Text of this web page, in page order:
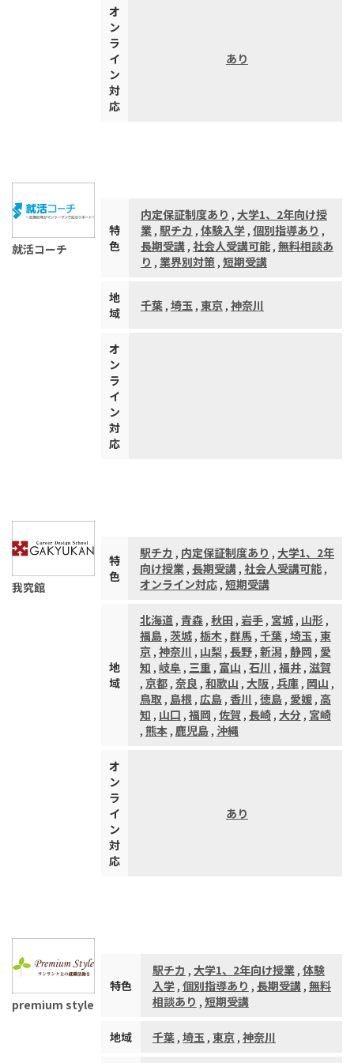
オ
ン
ラ
イ
ン
対
応
あり
就活コーチ
特
色
内定保証制度あり , 大学1、2年向け授
業, 駅チカ , 体験入学, 個別指導あり ,
長期受講, 社会人受講可能, 無料相談あ
り , 業界別対策, 短期受講
地
域
千葉, 埼玉, 東京, 神奈川
オ
ン
ラ
イ
ン
対
応
我究館
特
色
駅チカ , 内定保証制度あり , 大学1、2年
向け授業, 長期受講, 社会人受講可能,
オンライン対応, 短期受講
地
域
北海道, 青森, 秋田 , 岩手, 宮城, 山形 ,
福島, 茨城, 栃木, 群馬, 千葉, 埼玉, 東
京, 神奈川 , 山梨, 長野, 新潟, 静岡 , 愛
知 , 岐阜, 三重, 富山 , 石川 , 福井, 滋賀
, 京都, 奈良 , 和歌山 , 大阪, 兵庫, 岡山 ,
鳥取, 島根, 広島, 香川 , 徳島, 愛媛, 高
知 , 山口 , 福岡 , 佐賀 , 長崎, 大分, 宮崎
, 熊本, 鹿児島, 沖縄
オ
ン
ラ
イ
ン
対
応
あり
premium style
特色
駅チカ , 大学1、2年向け授業, 体験
入学, 個別指導あり , 長期受講, 無料
相談あり , 短期受講
地域 千葉, 埼玉 , 東京 , 神奈川